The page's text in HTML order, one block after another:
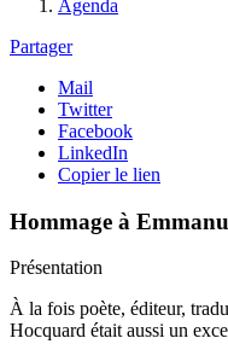
Agenda
Partager
Mail
Twitter
Facebook
LinkedIn
Copier le lien
Hommage à
Présentation
À la fois poète, éditeur,
Hocquard était aussi un